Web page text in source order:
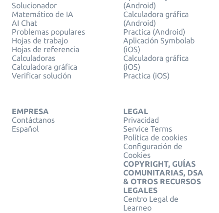
Solucionador
Matemático de IA
AI Chat
Problemas populares
Hojas de trabajo
Hojas de referencia
Calculadoras
Calculadora gráfica
Verificar solución
(Android)
Calculadora gráfica
(Android)
Practica (Android)
Aplicación Symbolab
(iOS)
Calculadora gráfica
(iOS)
Practica (iOS)
EMPRESA
Contáctanos
Español
LEGAL
Privacidad
Service Terms
Política de cookies
Configuración de
Cookies
COPYRIGHT, GUÍAS
COMUNITARIAS, DSA
& OTROS RECURSOS
LEGALES
Centro Legal de
Learneo